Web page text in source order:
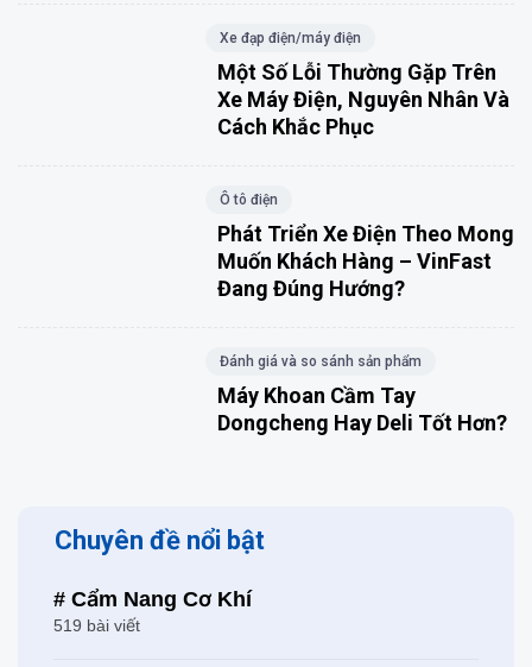
Xe đạp điện/máy điện
Một Số Lỗi Thường Gặp Trên
Xe Máy Điện, Nguyên Nhân Và
Cách Khắc Phục
Ô tô điện
Phát Triển Xe Điện Theo Mong
Muốn Khách Hàng – VinFast
Đang Đúng Hướng?
Đánh giá và so sánh sản phẩm
Máy Khoan Cầm Tay
Dongcheng Hay Deli Tốt Hơn?
Chuyên đề nổi bật
# Cẩm Nang Cơ Khí
519 bài viết